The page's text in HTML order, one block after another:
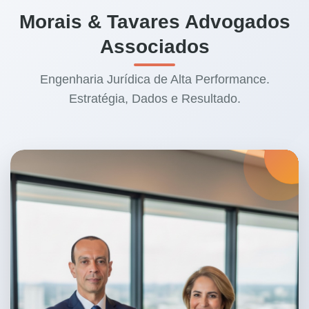
Morais & Tavares Advogados
Associados
Engenharia Jurídica de Alta Performance.
Estratégia, Dados e Resultado.